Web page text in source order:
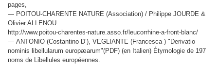
pages,
— POITOU-CHARENTE NATURE (Association) / Philippe JOURDE &
Olivier ALLENOU
http://www.poitou-charentes-nature.asso.fr/leucorrhine-a-front-blanc/
— ANTONIO (Costantino D’), VEGLIANTE (Francesca ) "Derivatio
nominis libellularum europæarum"(PDF) (en Italien) Étymologie de 197
noms de Libellules européennes.